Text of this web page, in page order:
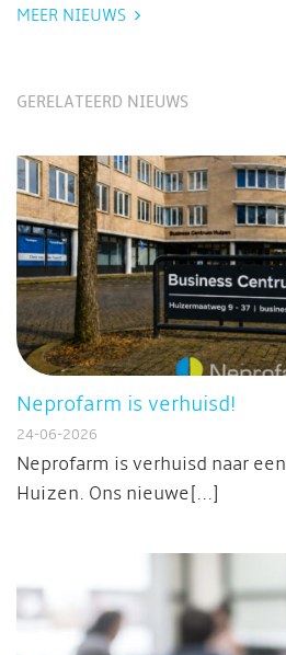
MEER NIEUWS
GERELATEERD NIEUWS
Neprofarm is verhuisd!
24-06-2026
Neprofarm is verhuisd naar
Huizen. Ons nieuwe[...]